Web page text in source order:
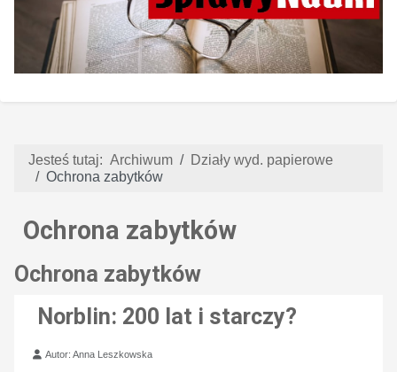
Jesteś tutaj: Archiwum
Działy wyd. papierowe
Ochrona zabytków
Ochrona zabytków
Ochrona zabytków
Norblin: 200 lat i starczy?
Szczegóły
Autor:Anna Leszkowska